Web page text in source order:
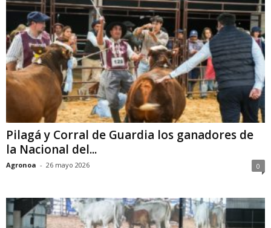
Pilagá y Corral de Guardia los ganadores de
la Nacional del...
Agronoa - 26 mayo 2026 0